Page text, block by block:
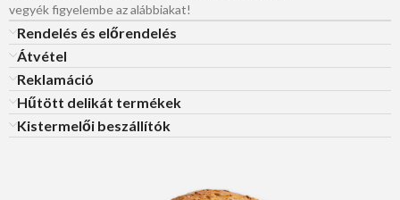
vegyék figyelembe az alábbiakat!
Rendelés és előrendelés
Átvétel
Reklamáció
Hűtött delikát termékek
Kistermelői beszállítók